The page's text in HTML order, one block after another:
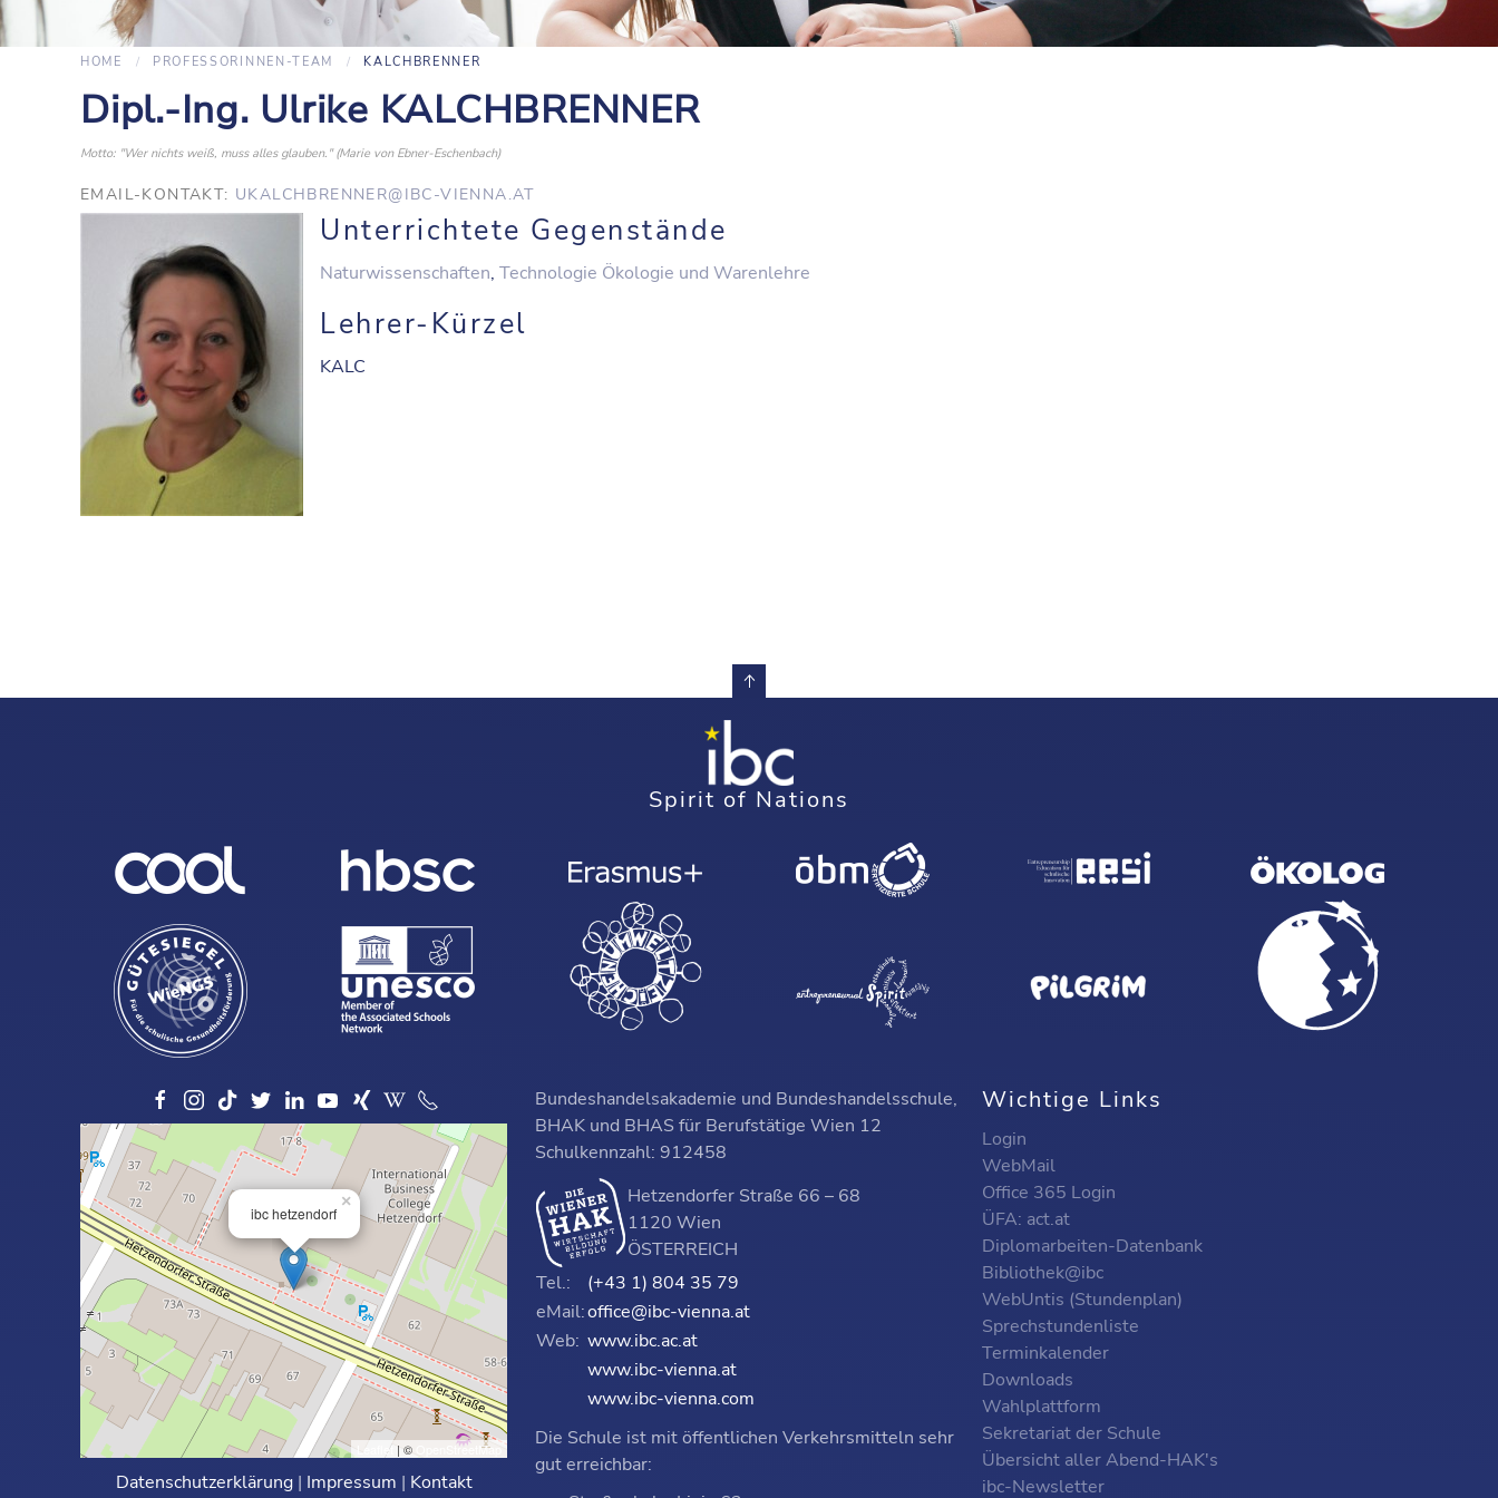
HOME PROFESSORINNEN-TEAM KALCHBRENNER
Dipl.-Ing. Ulrike KALCHBRENNER
Motto: "Wer nichts weiß, muss alles glauben." (Marie von Ebner-Eschenbach)
EMAIL-KONTAKT: UKALCHBRENNER@IBC-VIENNA.AT
Unterrichtete Gegenstände
Naturwissenschaften, Technologie Ökologie und Warenlehre
Lehrer-Kürzel
KALC
Spirit of Nations
ibc hetzendorf
×
Leaflet | © OpenStreetMap
Datenschutzerklärung| Impressum | Kontakt
Bundeshandelsakademie und Bundeshandelsschule,
BHAK und BHAS für Berufstätige Wien 12
Schulkennzahl: 912458
Hetzendorfer Straße 66 – 68
1120 Wien
ÖSTERREICH
Tel.:
(+43 1) 804 35 79
eMail:office@ibc-vienna.at
Web: www.ibc.ac.at
www.ibc-vienna.at
www.ibc-vienna.com
Die Schule ist mit öffentlichen Verkehrsmitteln sehr
gut erreichbar:
Wichtige Links
Login
WebMail
Office 365 Login
ÜFA: act.at
Diplomarbeiten-Datenbank
Bibliothek@ibc
WebUntis (Stundenplan)
Sprechstundenliste
Terminkalender
Downloads
Wahlplattform
Sekretariat der Schule
Übersicht aller Abend-HAK's
ibc-Newsletter